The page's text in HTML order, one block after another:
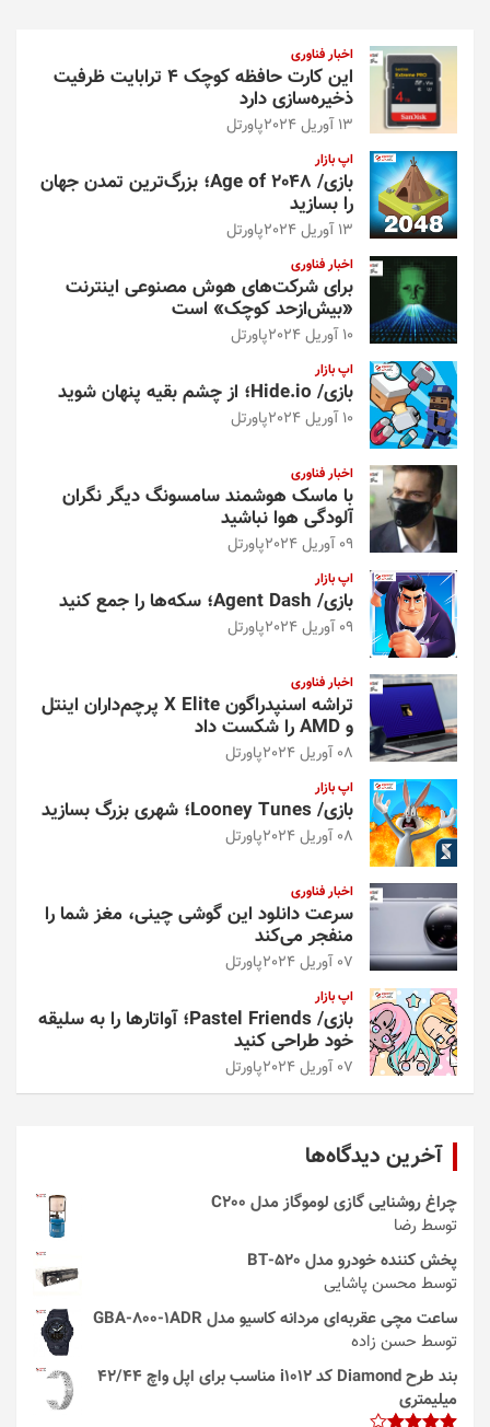
اخبار فناوری
این کارت حافظه کوچک ۴ ترابایت ظرفیت
ذخیره‌سازی دارد
13 آوریل 2024 پاورتل
اپ بازار
بازی/ Age of 2048؛ بزرگ‌ترین تمدن جهان
را بسازید
13 آوریل 2024 پاورتل
اخبار فناوری
برای شرکت‌های هوش مصنوعی اینترنت
«بیش‌از‌حد کوچک» است
10 آوریل 2024 پاورتل
اپ بازار
بازی/ Hide.io؛ از چشم بقیه پنهان شوید
10 آوریل 2024 پاورتل
اخبار فناوری
با ماسک هوشمند سامسونگ دیگر نگران
آلودگی هوا نباشید
09 آوریل 2024 پاورتل
اپ بازار
بازی/ Agent Dash؛ سکه‌ها را جمع کنید
09 آوریل 2024 پاورتل
اخبار فناوری
تراشه اسنپدراگون X Elite پرچم‌داران اینتل
و AMD را شکست داد
08 آوریل 2024 پاورتل
اپ بازار
بازی/ Looney Tunes؛ شهری بزرگ بسازید
08 آوریل 2024 پاورتل
اخبار فناوری
سرعت دانلود این گوشی چینی، مغز شما را
منفجر می‌کند
07 آوریل 2024 پاورتل
اپ بازار
بازی/ Pastel Friends؛ آواتارها را به سلیقه
خود طراحی کنید
07 آوریل 2024 پاورتل
آخرین دیدگاه‌ها
چراغ روشنایی گازی لوموگاز مدل C200
توسط رضا
پخش کننده خودرو مدل 520-BT
توسط محسن پاشایی
ساعت مچی عقربه‌ای مردانه کاسیو مدل GBA-800-1ADR
توسط حسن زاده
بند طرح Diamond کد i1012 مناسب برای اپل واچ 42/44
میلیمتری